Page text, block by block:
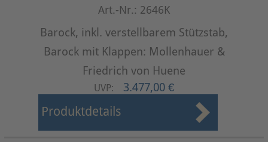
Art.-Nr.: 2646K
Barock, inkl. verstellbarem Stützstab,
Barock mit Klappen: Mollenhauer &
Friedrich von Huene
UVP: 3.477,00 €
Produktdetails